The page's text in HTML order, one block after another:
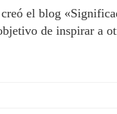
el blog
de inspirar a